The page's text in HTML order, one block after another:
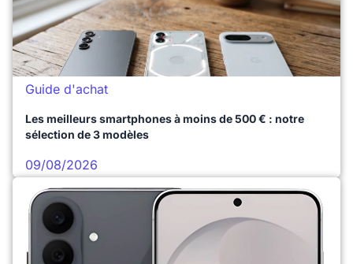
Guide d'achat
Les meilleurs smartphones à moins de 500 € : notre
sélection de 3 modèles
09/08/2026